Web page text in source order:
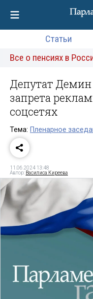
Статьи
Все о пенсиях в
Депутат
запрета
соцсетях
Тема: Пленарное
11.06.2024 13:48
Автор: Василиса Киреева